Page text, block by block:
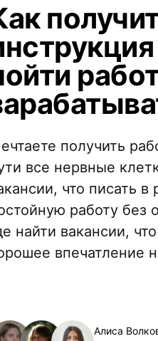
получить
все нервные
что писать
работу без
найти вакансии,
впечатление
Алиса